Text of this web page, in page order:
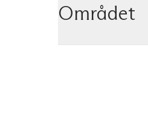
Området